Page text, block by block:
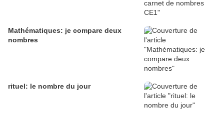
Mathématiques: je compare deux
nombres
rituel: le nombre du jour